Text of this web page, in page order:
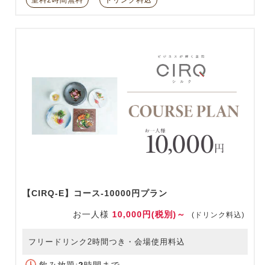
【CIRQ-E】コース-10000円プラン
お一人様 10,000円(税別)～ (ドリンク料込)
フリードリンク2時間つき・会場使用料込